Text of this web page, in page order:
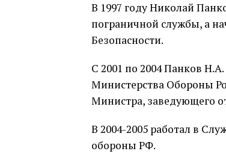
В 1997 году Николай
пограничной службы, а
Безопасности.
С 2001 по 2004 Панков
Министерства Обороны
Министра, заведующего
В 2004-2005 работал в
обороны РФ.